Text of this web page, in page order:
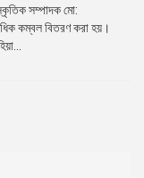
সম্পাদক মো:
কম্বল বিতরণ করা হয়।